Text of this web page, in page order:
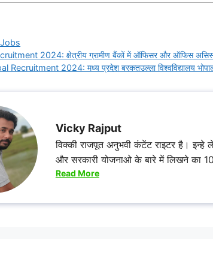
2024: क्षेत्रीय ग्रामीण बैंकों में ऑफिसर और ऑफिस
Recruitment 2024: मध्य प्रदेश बरकतउल्ला विश्वविद्यालय भोपाल
Vicky Rajput
विक्की राजपूत अनुभवी कंटेंट राइटर है। इन्हे
और सरकारी योजनाओ के बारे में लिखने का
Read More